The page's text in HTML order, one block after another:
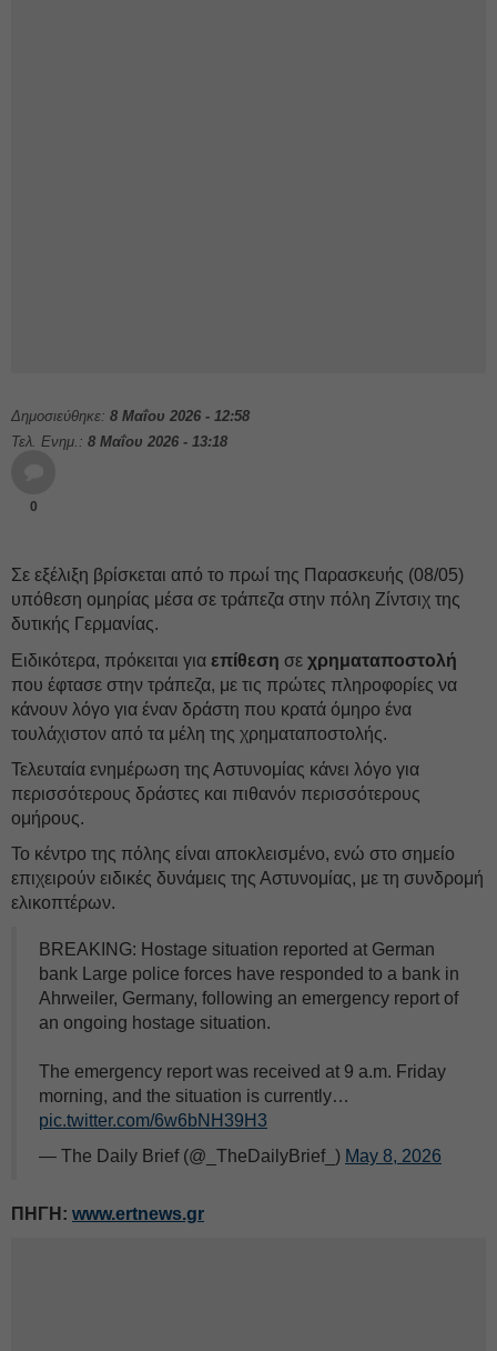
Δημοσιεύθηκε: 8 Μαΐου 2026 - 12:58
Τελ. Ενημ.: 8 Μαΐου 2026 - 13:18
0
Σε εξέλιξη βρίσκεται από το πρωί της Παρασκευής (08/05)
υπόθεση ομηρίας μέσα σε τράπεζα στην πόλη Ζίντσιχ της
δυτικής Γερμανίας.
Ειδικότερα, πρόκειται για επίθεση σε χρηματαποστολή
που έφτασε στην τράπεζα, με τις πρώτες πληροφορίες να
κάνουν λόγο για έναν δράστη που κρατά όμηρο ένα
τουλάχιστον από τα μέλη της χρηματαποστολής.
Τελευταία ενημέρωση της Αστυνομίας κάνει λόγο για
περισσότερους δράστες και πιθανόν περισσότερους
ομήρους.
Το κέντρο της πόλης είναι αποκλεισμένο, ενώ στο σημείο
επιχειρούν ειδικές δυνάμεις της Αστυνομίας, με τη συνδρομή
ελικοπτέρων.
BREAKING: Hostage situation reported at German
bank Large police forces have responded to a bank in
Ahrweiler, Germany, following an emergency report of
an ongoing hostage situation.
The emergency report was received at 9 a.m. Friday
morning, and the situation is currently…
pic.twitter.com/6w6bNH39H3
— The Daily Brief (@_TheDailyBrief_) May 8, 2026
ΠΗΓΗ: www.ertnews.gr